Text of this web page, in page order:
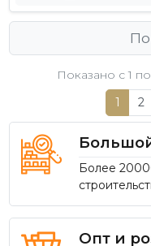
Показано с 1 по
1
2
Более
Опт и